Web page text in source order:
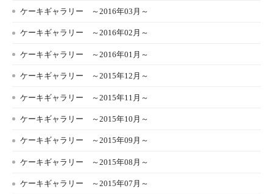
ケーキギャラリー ～2016年03月～
ケーキギャラリー ～2016年02月～
ケーキギャラリー ～2016年01月～
ケーキギャラリー ～2015年12月～
ケーキギャラリー ～2015年11月～
ケーキギャラリー ～2015年10月～
ケーキギャラリー ～2015年09月～
ケーキギャラリー ～2015年08月～
ケーキギャラリー ～2015年07月～